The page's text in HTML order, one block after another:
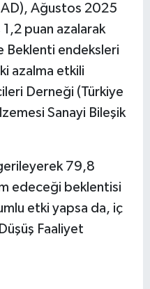
Ağustos 2025
1,2 puan azalarak
Beklenti endeksleri
azalma etkili
Derneği (Türkiye
Sanayi Bileşik
79,8
edeceği beklentisi
etki yapsa da, iç
Faaliyet